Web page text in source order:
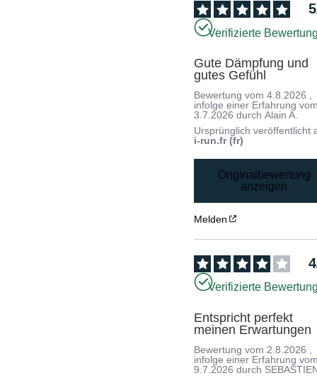
5
Verifizierte
Gute Dämpfung und
gutes Gefühl
Bewertung vom4.8.2026 ,
infolge einer Erfahrung
3.7.2026 durchAlain A.
Ursprünglich veröffentlicht
i-run.fr (fr)
Originalbewertung
anzeigen
Melden
4
Verifizierte
Entspricht perfekt
meinen Erwartungen
Bewertung vom 2.8.2026
infolge einer Erfahrung
9.7.2026 durch